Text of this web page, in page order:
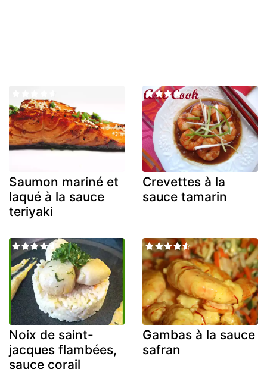
Saumon mariné et
laqué à la sauce
teriyaki
Crevettes à la
sauce tamarin
Noix de saint-
jacques flambées,
sauce corail
Gambas à la sauce
safran